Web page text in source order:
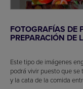
FOTOGRAFÍAS DE
PREPARACIÓN DE
Este tipo de imágenes
podrá vivir puesto que
y la cata de la comida